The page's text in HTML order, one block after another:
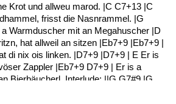
Krot und allweu marod. |C C7+13 |C
frisst die Nasnrammel. |G
Warmduscher mit an Megahuscher |D
hat allweil an sitzen |Eb7+9 |Eb7+9 |
di nix ois linken. |D7+9 |D7+9 | E Er is
Zappler |Eb7+9 D7+9 | Er is a
Bierbäucherl. Interlude: ||G G7#9 |G